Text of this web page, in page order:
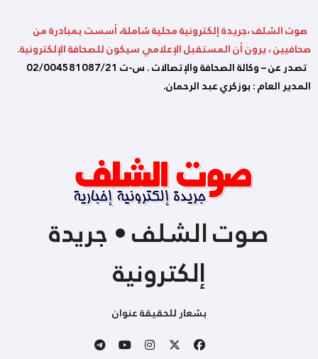
صوت الشلف ،جريدة إلكترونية محلية شاملة، أسست بمبادرة من
صحافيين ، يرون أن المستقبل الإعلامي سيكون للصحافة الإلكترونية.
تصدر عن – وكالة الصحافة والإتصالات . س-ت 02/004581087/21
المدير العام : بوزكري عبد الرحمان.
صوت الشلف • جريدة
إلكترونية
بشعار للحقيقة عنوان